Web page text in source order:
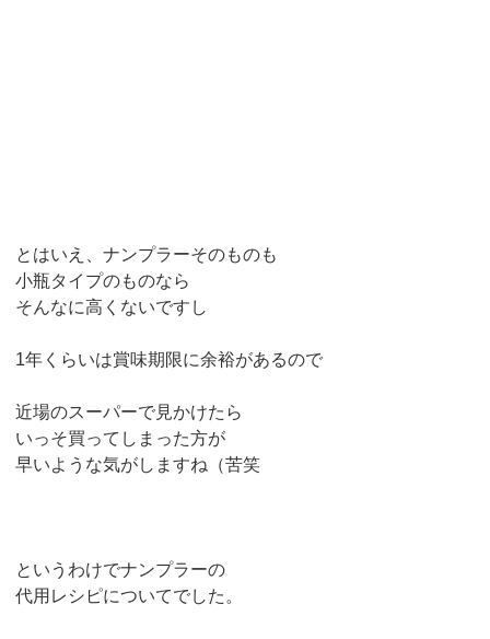
とはいえ、ナンプラーそのものも
小瓶タイプのものなら
そんなに高くないですし
1年くらいは賞味期限に余裕があるので
近場のスーパーで見かけたら
いっそ買ってしまった方が
早いような気がしますね（苦笑
というわけでナンプラーの
代用レシピについてでした。